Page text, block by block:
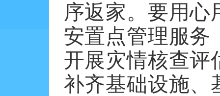
序返家。要用心
安置点管理服务
开展灾情核查评
补齐基础设施、